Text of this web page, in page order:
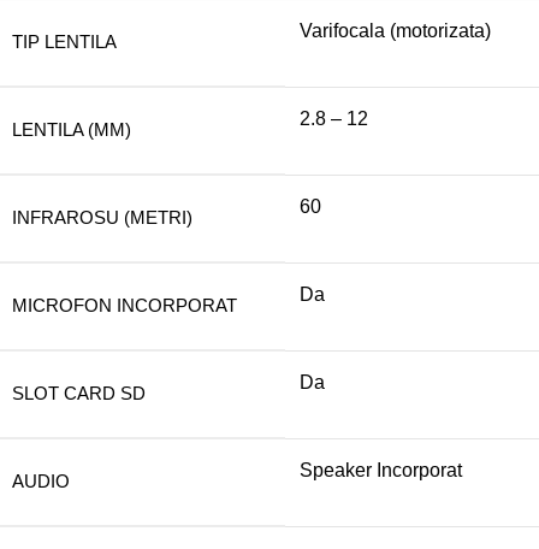
TIP LENTILA
Varifocala (motorizata)
LENTILA (MM)
2.8 – 12
INFRAROSU (METRI)
60
MICROFON INCORPORAT
Da
SLOT CARD SD
Da
AUDIO
Speaker Incorporat